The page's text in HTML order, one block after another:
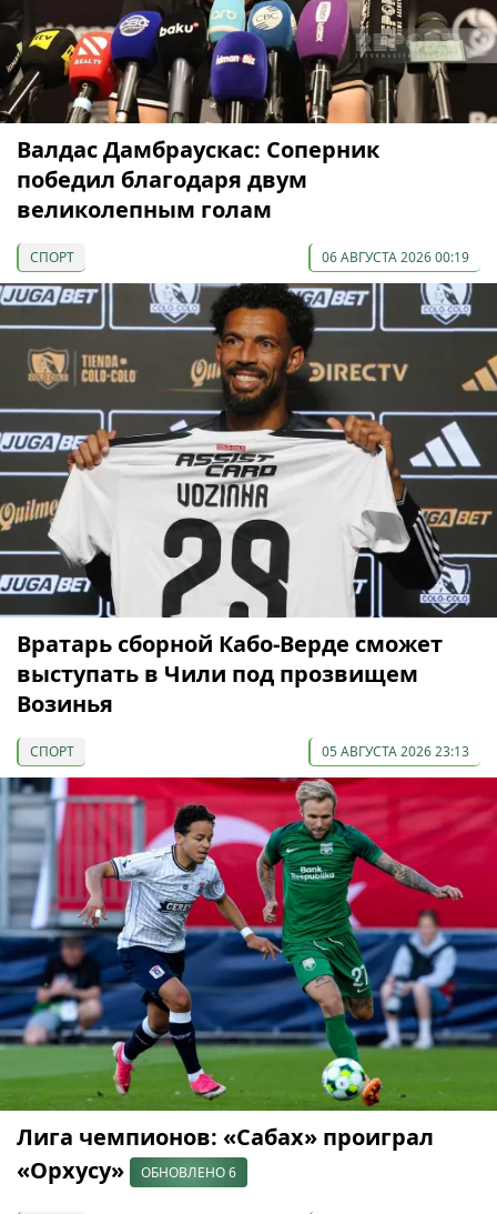
Валдас Дамбраускас: Соперник
победил благодаря двум
великолепным голам
СПОРТ 06 АВГУСТА 2026 00:19
Вратарь сборной Кабо-Верде сможет
выступать в Чили под прозвищем
Возинья
СПОРТ 05 АВГУСТА 2026 23:13
Лига чемпионов: «Сабах» проиграл
«Орхусу»
ОБНОВЛЕНО 6